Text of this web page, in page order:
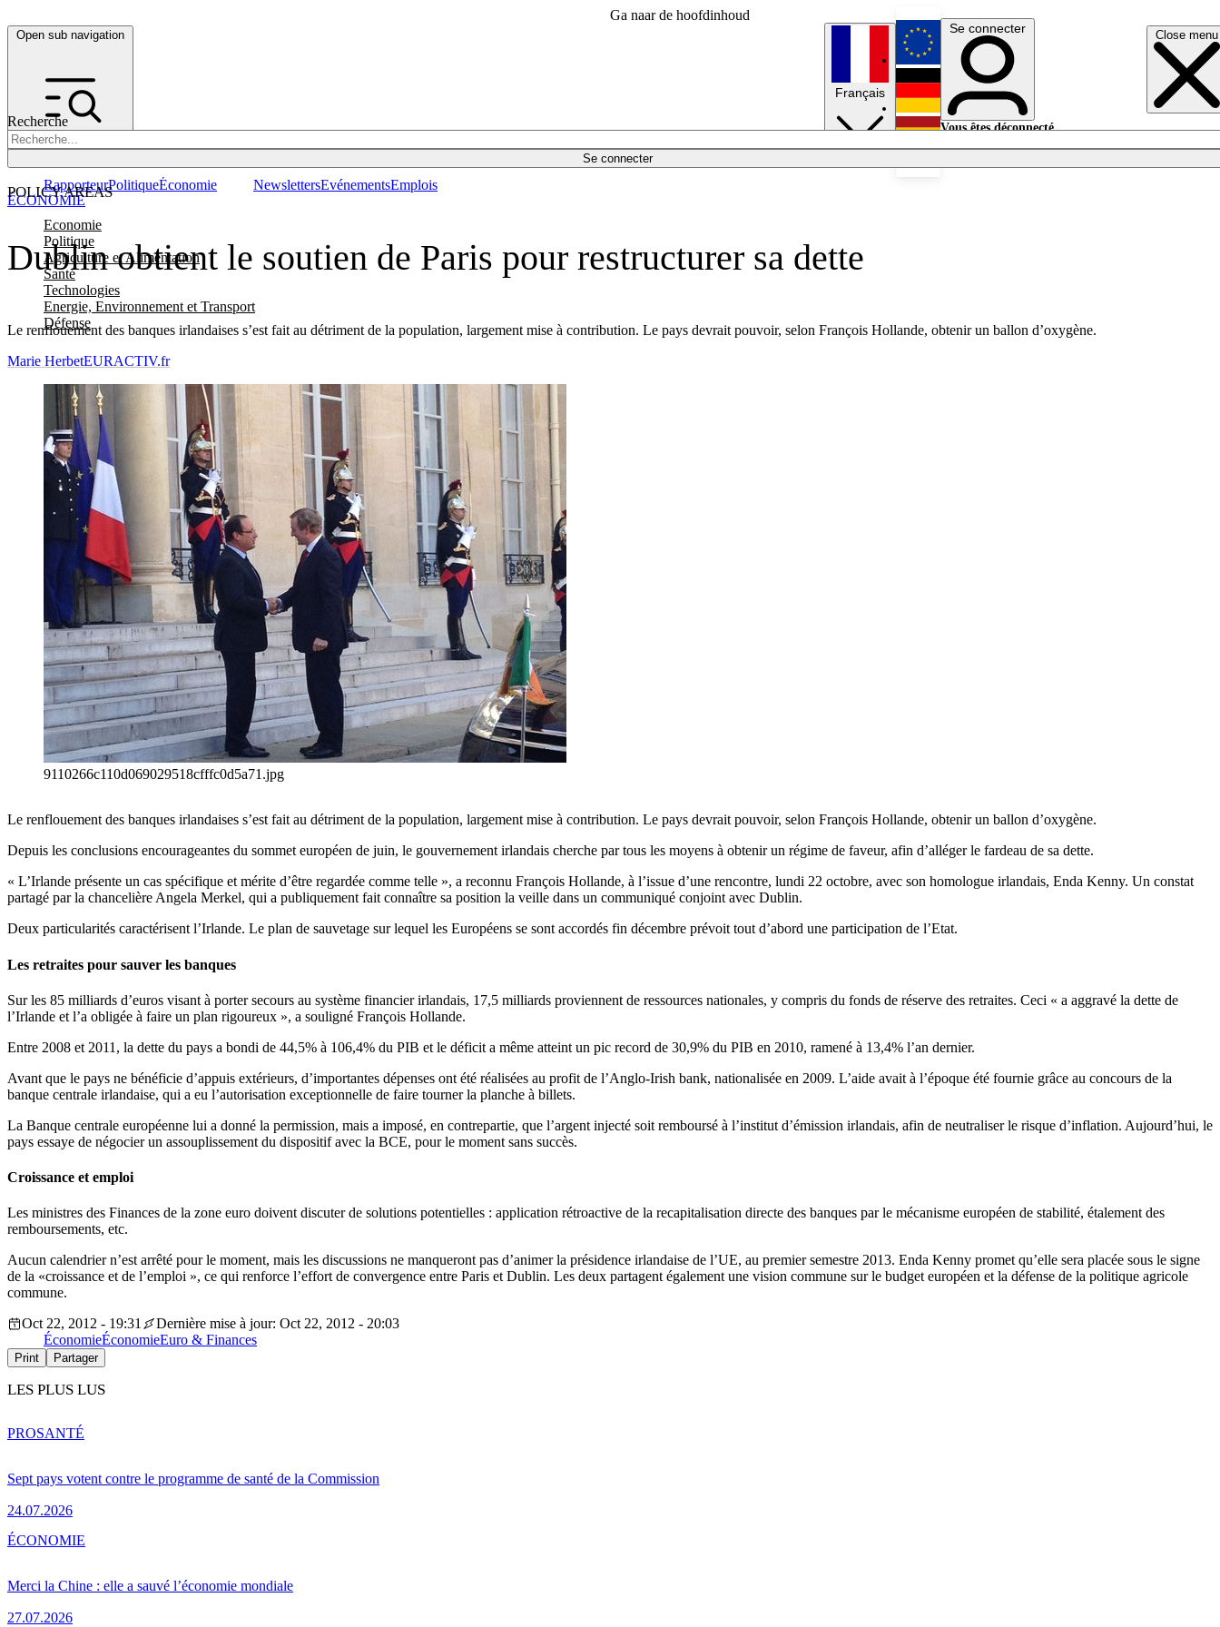
Ga naar de hoofdinhoud
Open sub navigation Close menu
Recherche
Se connecter
POLICY AREAS
Economie
Politique
Agriculture et Alimentation
Santé
Technologies
Energie, Environnement et Transport
Défense
RapporteurPolitiqueÉconomie NewslettersEvénementsEmplois
Français
English
Deutsch
Se connecter
Vous êtes déconnecté.
Dublin obtient le soutien de Paris pour restructurer sa dette
Le renflouement des banques irlandaises s’est fait au détriment de la population, largement mise à contribution. Le pays devrait pouvoir, selon François Hollande, obtenir un ballon d’oxygène.
ÉCONOMIE
Marie HerbetEURACTIV.fr
9110266c110d069029518cfffc0d5a71.jpg
Le renflouement des banques irlandaises s’est fait au détriment de la population, largement mise à contribution. Le pays devrait pouvoir, selon François Hollande, obtenir un ballon d’oxygène.
Depuis les conclusions encourageantes du sommet européen de juin, le gouvernement irlandais cherche par tous les moyens à obtenir un régime de faveur, afin d’alléger le fardeau de sa dette.
« L’Irlande présente un cas spécifique et mérite d’être regardée comme telle », a reconnu François Hollande, à l’issue d’une rencontre, lundi 22 octobre, avec son homologue irlandais, Enda Kenny. Un constat
partagé par la chancelière Angela Merkel, qui a publiquement fait connaître sa position la veille dans un communiqué conjoint avec Dublin.
Deux particularités caractérisent l’Irlande. Le plan de sauvetage sur lequel les Européens se sont accordés fin décembre prévoit tout d’abord une participation de l’Etat.
Les retraites pour sauver les banques
Sur les 85 milliards d’euros visant à porter secours au système financier irlandais, 17,5 milliards proviennent de ressources nationales, y compris du fonds de réserve des retraites. Ceci « a aggravé la dette de
l’Irlande et l’a obligée à faire un plan rigoureux », a souligné François Hollande.
Entre 2008 et 2011, la dette du pays a bondi de 44,5% à 106,4% du PIB et le déficit a même atteint un pic record de 30,9% du PIB en 2010, ramené à 13,4% l’an dernier.
Avant que le pays ne bénéficie d’appuis extérieurs, d’importantes dépenses ont été réalisées au profit de l’Anglo-Irish bank, nationalisée en 2009. L’aide avait à l’époque été fournie grâce au concours de la
banque centrale irlandaise, qui a eu l’autorisation exceptionnelle de faire tourner la planche à billets.
La Banque centrale européenne lui a donné la permission, mais a imposé, en contrepartie, que l’argent injecté soit remboursé à l’institut d’émission irlandais, afin de neutraliser le risque d’inflation. Aujourd’hui, le
pays essaye de négocier un assouplissement du dispositif avec la BCE, pour le moment sans succès.
Croissance et emploi
Les ministres des Finances de la zone euro doivent discuter de solutions potentielles : application rétroactive de la recapitalisation directe des banques par le mécanisme européen de stabilité, étalement des
remboursements, etc.
Aucun calendrier n’est arrêté pour le moment, mais les discussions ne manqueront pas d’animer la présidence irlandaise de l’UE, au premier semestre 2013. Enda Kenny promet qu’elle sera placée sous le signe
de la «croissance et de l’emploi », ce qui renforce l’effort de convergence entre Paris et Dublin. Les deux partagent également une vision commune sur le budget européen et la défense de la politique agricole
commune.
Oct 22, 2012 - 19:31
Dernière mise à jour: Oct 22, 2012 - 20:03
ÉconomieÉconomieEuro & Finances
Print Partager
LES PLUS LUS
Sept pays votent contre le programme de santé de la Commission
24.07.2026
PROSANTÉ
Merci la Chine : elle a sauvé l’économie mondiale
27.07.2026
ÉCONOMIE